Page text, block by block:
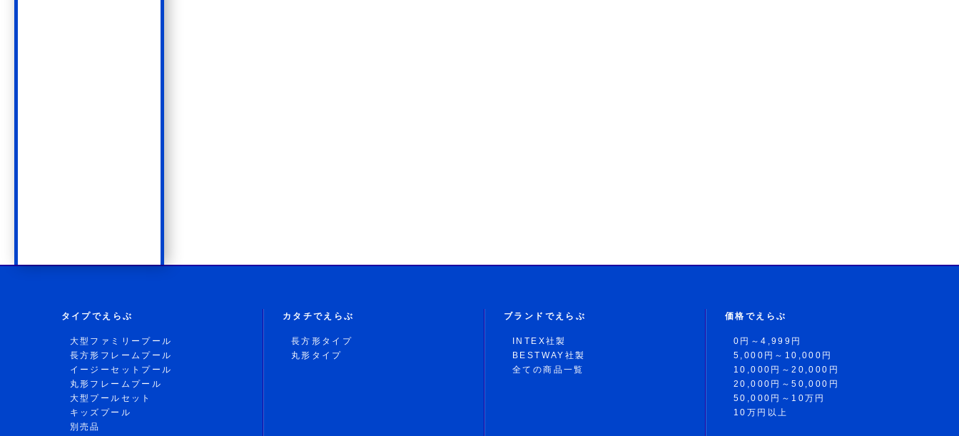
タイプでえらぶ
大型ファミリープール
長方形フレームプール
イージーセットプール
丸形フレームプール
大型プールセット
キッズプール
別売品
カタチでえらぶ
長方形タイプ
丸形タイプ
ブランドでえらぶ
INTEX社製
BESTWAY社製
全ての商品一覧
価格でえらぶ
0円～4,999円
5,000円～10,000円
10,000円～20,000円
20,000円～50,000円
50,000円～10万円
10万円以上